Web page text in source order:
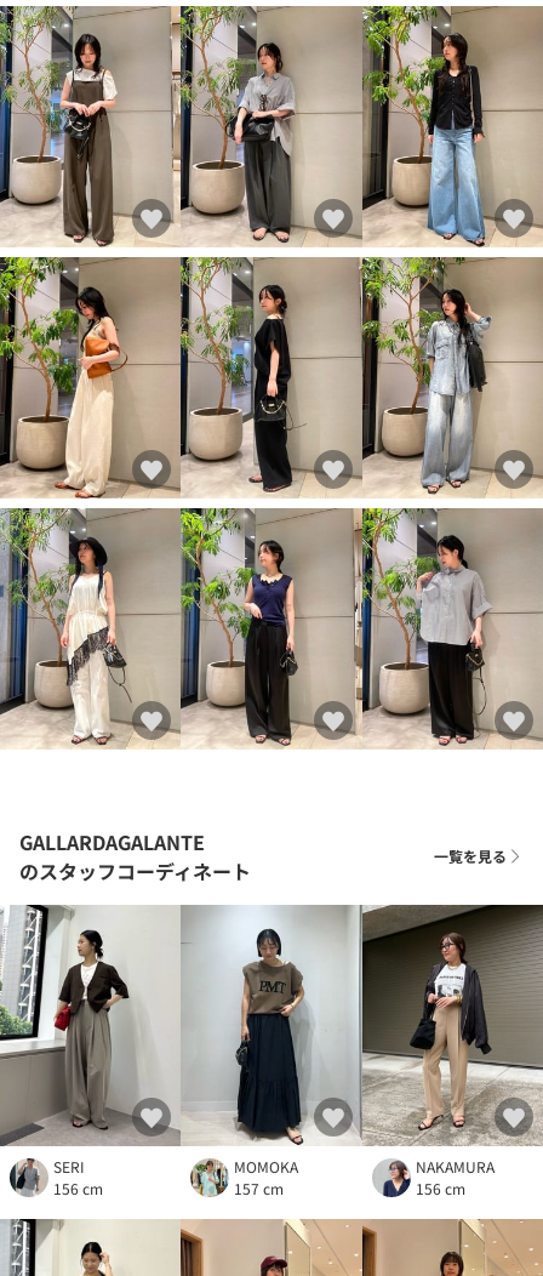
GALLARDAGALANTE
のスタッフコーディネート
一覧を見る
SERI
156 cm
MOMOKA
157 cm
NAKAMURA
156 cm